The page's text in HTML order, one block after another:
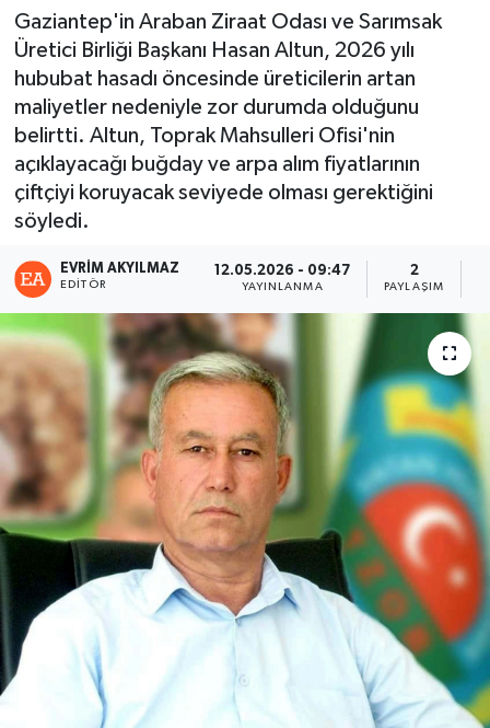
Gaziantep'in Araban Ziraat Odası ve Sarımsak
Üretici Birliği Başkanı Hasan Altun, 2026 yılı
hububat hasadı öncesinde üreticilerin artan
maliyetler nedeniyle zor durumda olduğunu
belirtti. Altun, Toprak Mahsulleri Ofisi'nin
açıklayacağı buğday ve arpa alım fiyatlarının
çiftçiyi koruyacak seviyede olması gerektiğini
söyledi.
EVRIM AKYILMAZ
EDITÖR
12.05.2026 - 09:47
YAYINLANMA
2
PAYLAŞIM
Haber Arşivi